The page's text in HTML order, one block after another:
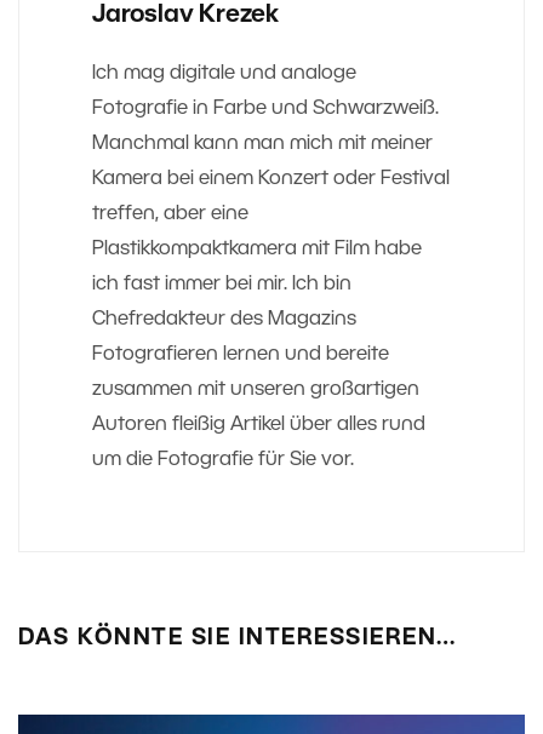
Jaroslav Krezek
Ich mag digitale und analoge
Fotografie in Farbe und Schwarzweiß.
Manchmal kann man mich mit meiner
Kamera bei einem Konzert oder Festival
treffen, aber eine
Plastikkompaktkamera mit Film habe
ich fast immer bei mir. Ich bin
Chefredakteur des Magazins
Fotografieren lernen und bereite
zusammen mit unseren großartigen
Autoren fleißig Artikel über alles rund
um die Fotografie für Sie vor.
DAS KÖNNTE SIE INTERESSIEREN…